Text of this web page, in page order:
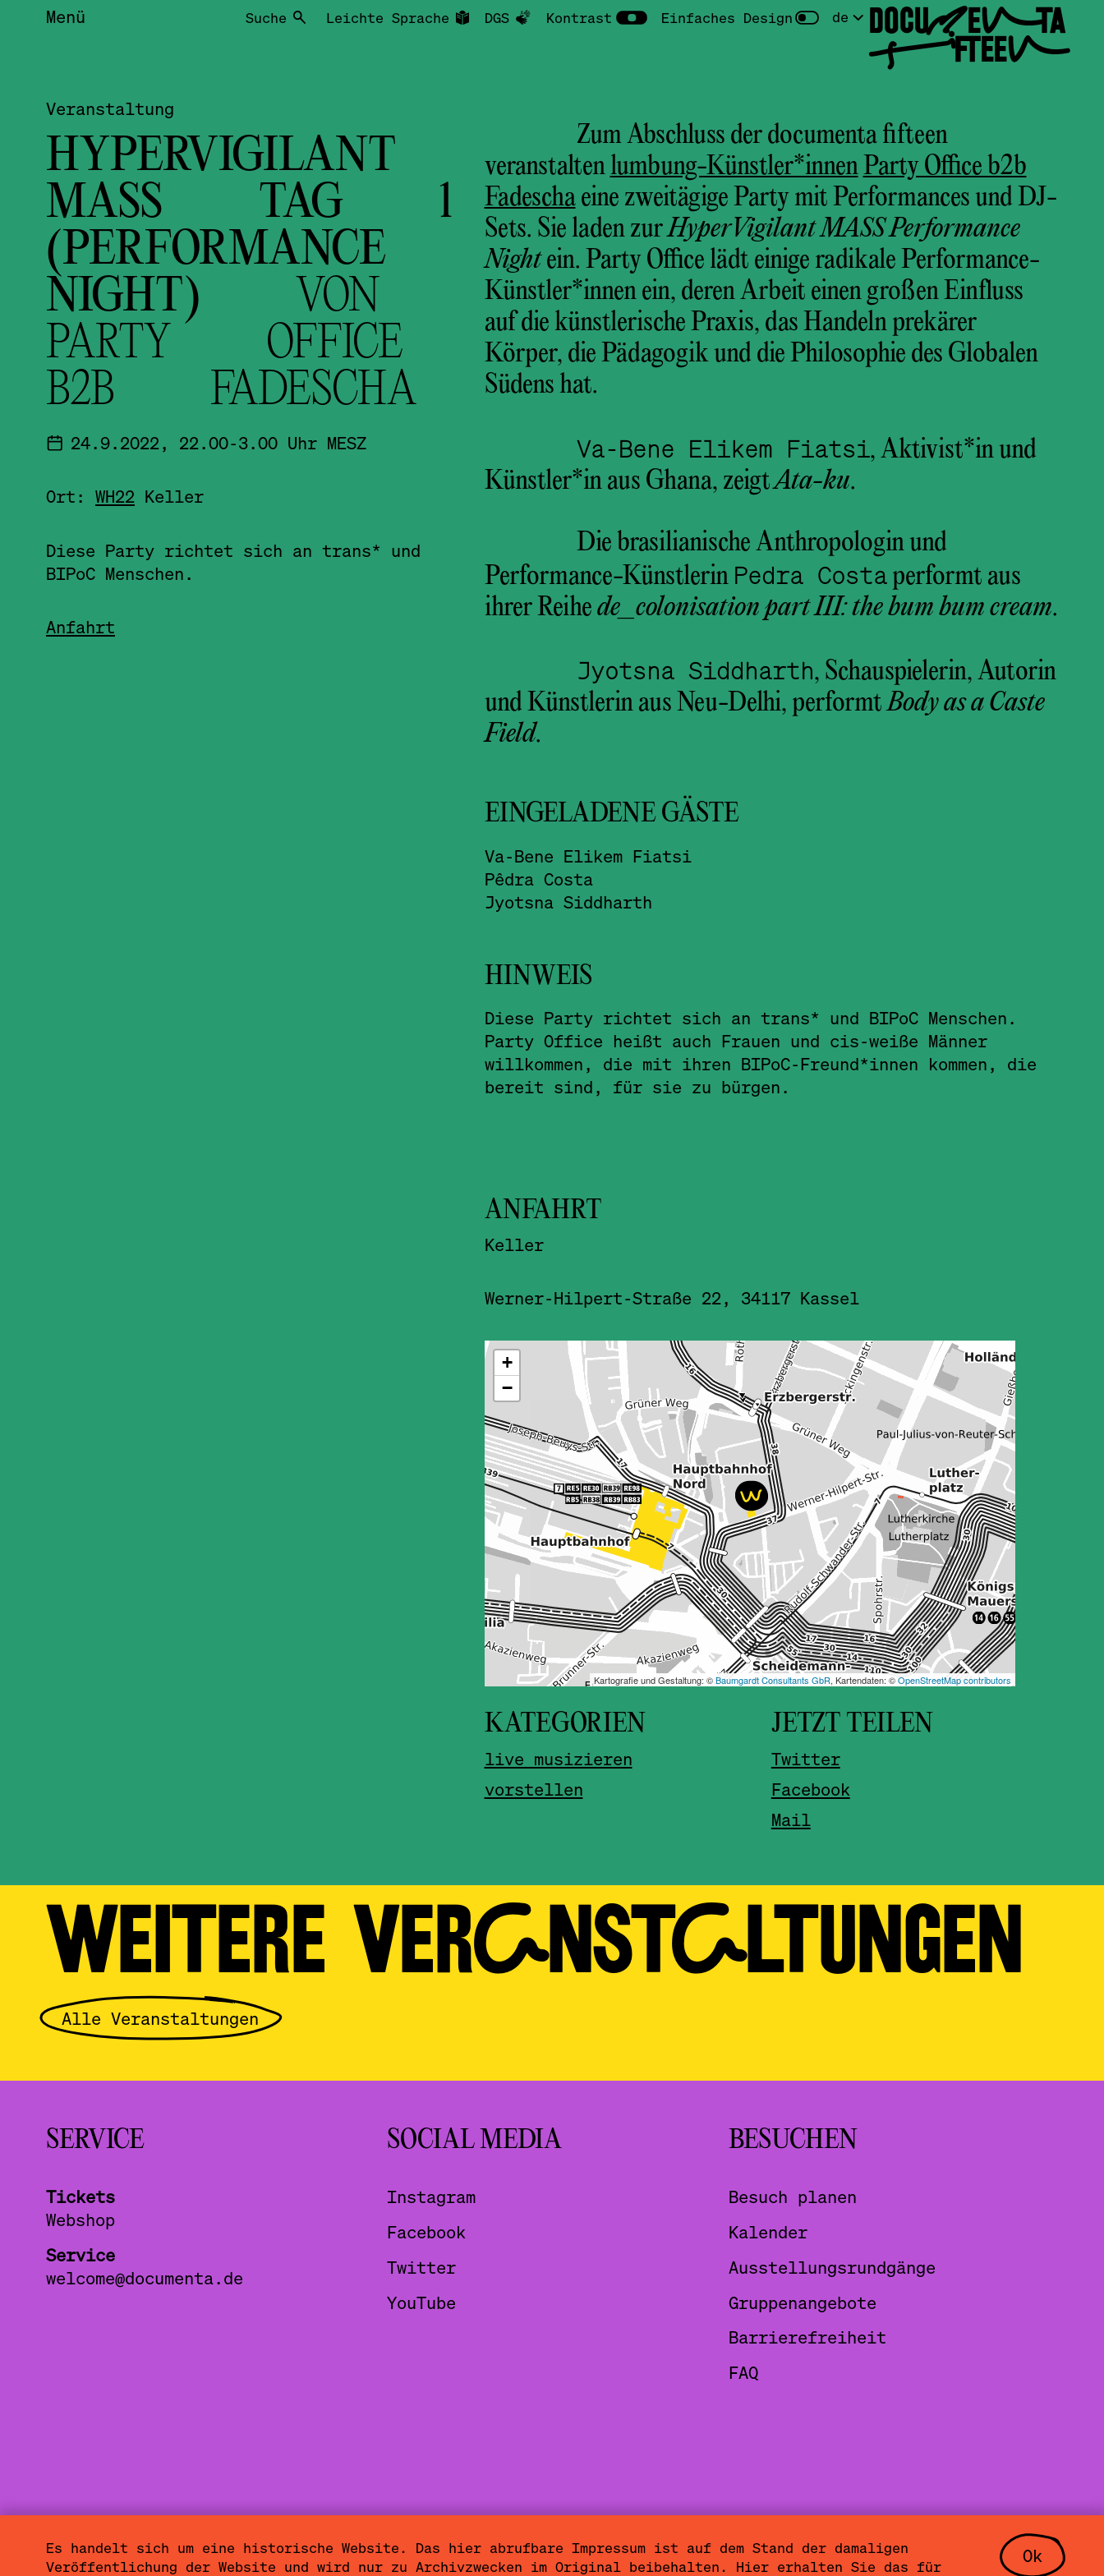
Menü Suche Leichte Sprache DGS Kontrast Einfaches Design de DOCUMENTA
FIFTEEN
Veranstaltung
HYPERVIGILANT
MASS TAG 1
(PERFORMANCE
NIGHT) VON
PARTY OFFICE
B2B FADESCHA
24.9.2022, 22.00-3.00 Uhr MESZ
Ort: WH22 Keller
Diese Party richtet sich an trans* und
BIPoC Menschen.
Anfahrt
Zum Abschluss der documenta fifteen
veranstaltenlumbung-Künstler*innenParty Office b2b
Fadeschaeine zweitägige Party mit Performances und DJ-
Sets. Sie laden zurHyperVigilant MASS Performance
Nightein. Party Office lädt einige radikale Performance-
Künstler*innen ein, deren Arbeit einen großen Einfluss
auf die künstlerische Praxis, das Handeln prekärer
Körper, die Pädagogik und die Philosophie des Globalen
Südens hat.
Va-Bene Elikem Fiatsi, Aktivist*in und
Künstler*in aus Ghana, zeigtAta-ku.
Die brasilianische Anthropologin und
Performance-Künstlerin Pedra Costaperformt aus
ihrer Reihe de_colonisation part III: the bum bum cream.
Jyotsna Siddharth, Schauspielerin, Autorin
und Künstlerin aus Neu-Delhi, performtBody as a Caste
Field.
EINGELADENE GÄSTE
Va-Bene Elikem Fiatsi
Pêdra Costa
Jyotsna Siddharth
HINWEIS
Diese Party richtet sich an trans* und BIPoC Menschen.
Party Office heißt auch Frauen und cis-weiße Männer
willkommen, die mit ihren BIPoC-Freund*innen kommen, die
bereit sind, für sie zu bürgen.
ANFAHRT
Keller
Werner-Hilpert-Straße 22, 34117 Kassel
ˇ
KATEGORIEN
live musizieren
vorstellen
JETZT TEILEN
Twitter
Facebook
Mail
WEITERE VERAN­STALTUNGEN
Alle Veranstaltungen
SERVICE
Tickets
Webshop
Service
welcome@documenta.de
SOCIAL MEDIA
Instagram
Facebook
Twitter
YouTube
BESUCHEN
Besuch planen
Kalender
Ausstellungsrundgänge
Gruppenangebote
Barrierefreiheit
FAQ
Sitemap Impressum Datenschutzerklärung Nutzungsbedingungen Cookieeinstellungen
Community Agreement
Es handelt sich um eine historische Website. Das hier abrufbare Impressum ist auf dem Stand der damaligen
Veröffentlichung der Website und wird nur zu Archivzwecken im Original beibehalten. Hier erhalten Sie das für
Ok